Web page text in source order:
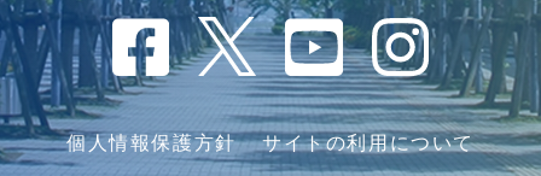
個人情報保護方針 サイトの利用について